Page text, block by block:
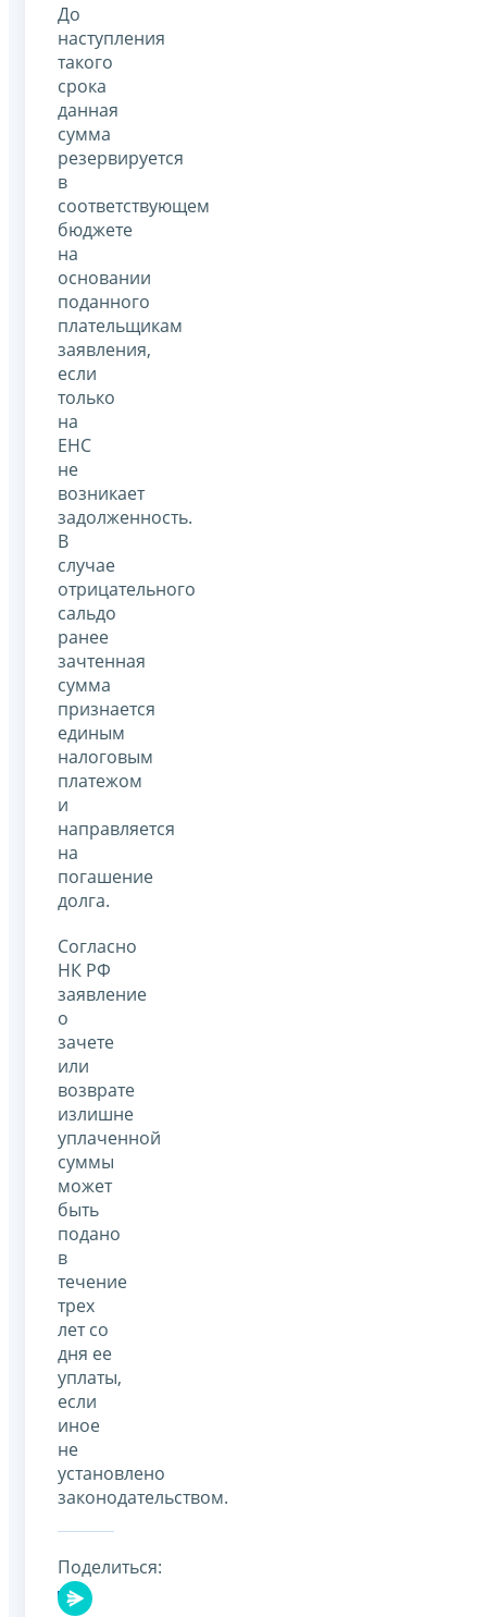
До
наступления
такого
срока
данная
сумма
резервируется
в
соответствующем
бюджете
на
основании
поданного
плательщикам
заявления,
если
только
на
ЕНС
не
возникает
задолженность.
В
случае
отрицательного
сальдо
ранее
зачтенная
сумма
признается
единым
налоговым
платежом
и
направляется
на
погашение
долга.
Согласно
НК РФ
заявление
о
зачете
или
возврате
излишне
уплаченной
суммы
может
быть
подано
в
течение
трех
лет со
дня ее
уплаты,
если
иное
не
установлено
законодательством.
Поделиться: